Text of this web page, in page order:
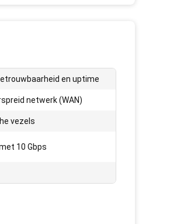
en uptime
netwerk (WAN)
vezels
10 Gbps